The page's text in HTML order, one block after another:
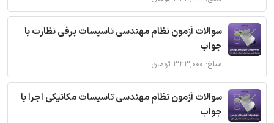
سوالات آزمون نظام مهندسی تاسیسات برقی نظارت با
جواب
مبلغ: ۳۲۳,۰۰۰ تومان
سوالات آزمون نظام مهندسی تاسیسات مکانیکی اجرا با
جواب